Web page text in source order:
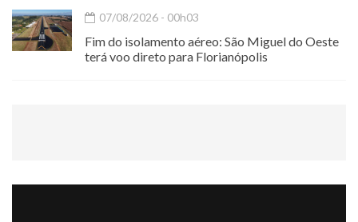
07/08/2026 - 00h03
Fim do isolamento aéreo: São Miguel do Oeste
terá voo direto para Florianópolis